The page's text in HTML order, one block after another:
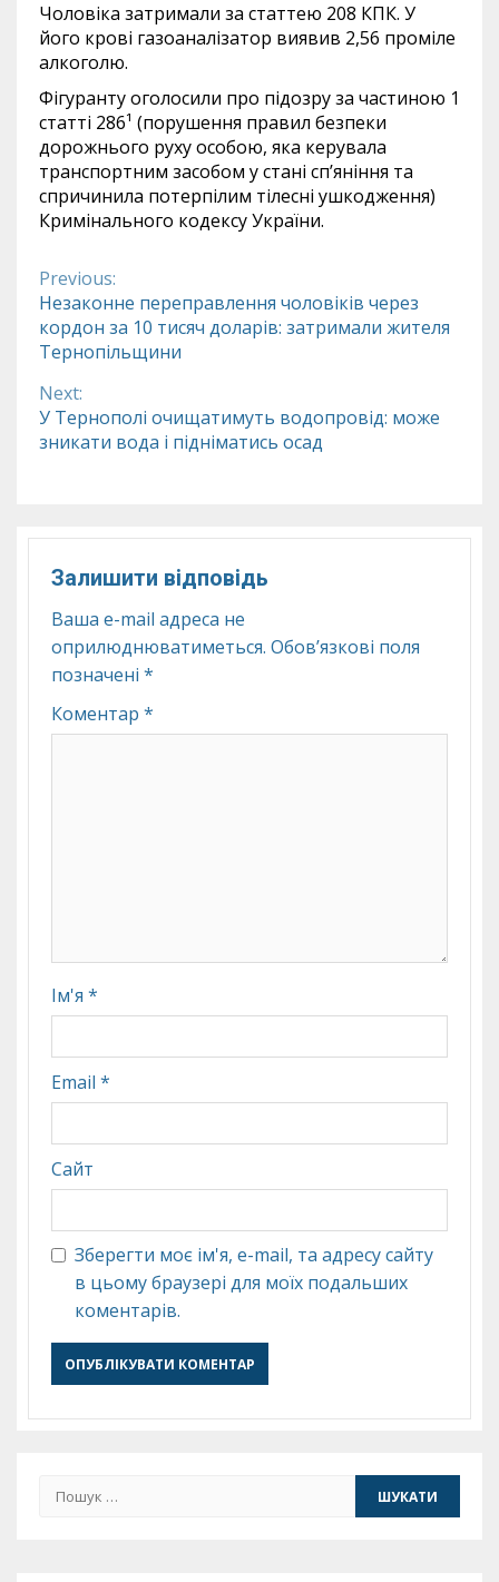
Чоловіка затримали за статтею 208 КПК. У
його крові газоаналізатор виявив 2,56 проміле
алкоголю.
Фігуранту оголосили про підозру за частиною 1
статті 286¹ (порушення правил безпеки
дорожнього руху особою, яка керувала
транспортним засобом у стані сп’яніння та
спричинила потерпілим тілесні ушкодження)
Кримінального кодексу України.
Continue
Reading
Previous:
Незаконне переправлення чоловіків через
кордон за 10 тисяч доларів: затримали жителя
Тернопільщини
Next:
У Тернополі очищатимуть водопровід: може
зникати вода і підніматись осад
Залишити відповідь
Ваша e-mail адреса не
оприлюднюватиметься. Обов’язкові поля
позначені *
Коментар *
Ім'я *
Email *
Сайт
Зберегти моє ім'я, e-mail, та адресу сайту
в цьому браузері для моїх подальших
коментарів.
Пошук: